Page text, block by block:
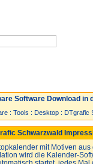
Software Download in
: Tools : Desktop : DTgrafic
Schwarzwald
mit Motiven
wird die Kalender-